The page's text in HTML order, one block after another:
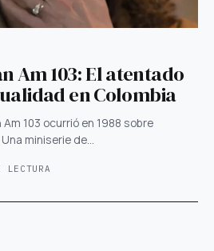
Am 103: El atentado
en Colombia
103 ocurrió en 1988 sobre
miniserie de…